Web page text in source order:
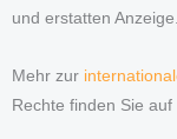
und erstatten
Mehr zur
Rechte finden Sie